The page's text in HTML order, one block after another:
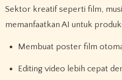
Sektor kreatif seperti film,
memanfaatkan AI untuk
Membuat poster film
Editing video lebih cepat